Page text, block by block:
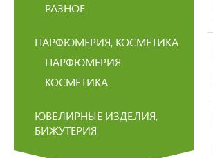
РАЗНОЕ
ПАРФЮМЕРИЯ, КОСМЕТИКА
ПАРФЮМЕРИЯ
КОСМЕТИКА
ЮВЕЛИРНЫЕ ИЗДЕЛИЯ,
БИЖУТЕРИЯ